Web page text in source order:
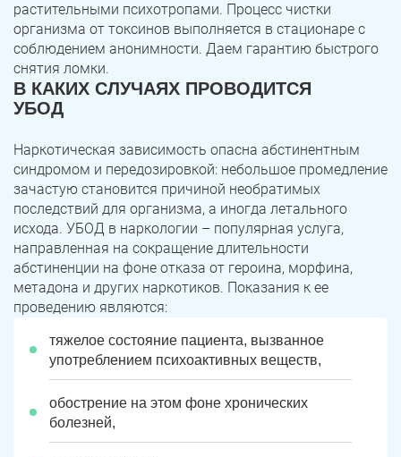
растительными психотропами. Процесс чистки
организма от токсинов выполняется в стационаре с
соблюдением анонимности. Даем гарантию быстрого
снятия ломки.
В КАКИХ СЛУЧАЯХ ПРОВОДИТСЯ
УБОД
Наркотическая зависимость опасна абстинентным
синдромом и передозировкой: небольшое промедление
зачастую становится причиной необратимых
последствий для организма, а иногда летального
исхода. УБОД в наркологии – популярная услуга,
направленная на сокращение длительности
абстиненции на фоне отказа от героина, морфина,
метадона и других наркотиков. Показания к ее
проведению являются:
тяжелое состояние пациента, вызванное
употреблением психоактивных веществ,
обострение на этом фоне хронических
болезней,